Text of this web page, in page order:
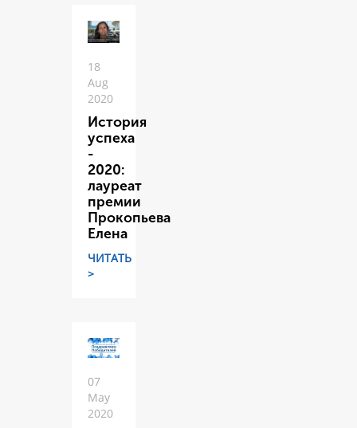
18
Aug
2020
История
успеха
-
2020:
лауреат
премии
Прокопьева
Елена
ЧИТАТЬ
>
07
May
2020